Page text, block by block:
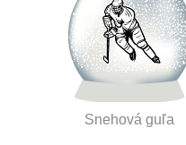
Snehová guľa